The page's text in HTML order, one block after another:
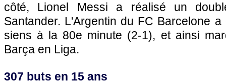
côté, Lionel Messi a réalisé un
Santander. L'Argentin du FC Barcelone
siens à la 80e minute (2-1), et ainsi
Barça en Liga.
307 buts en 15 ans